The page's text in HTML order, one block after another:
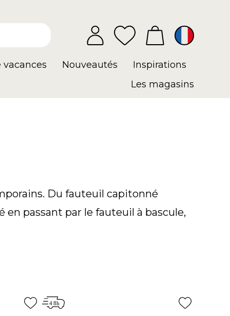
vacances Nouveautés
Inspirations
Les magasins
Du fauteuil capitonné
passant par le fauteuil à bascule,